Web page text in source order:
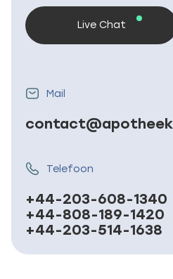
Live Chat
Mail
Telefoon
+44-203-608-1340
+44-808-189-1420
+44-203-514-1638